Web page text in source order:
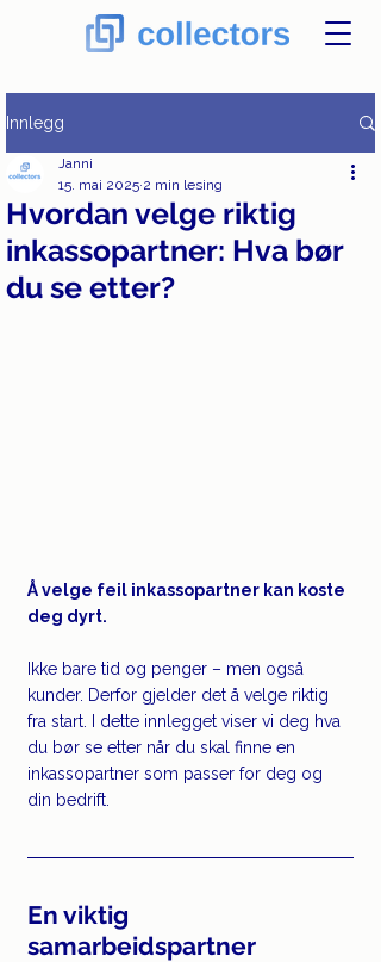
Innlegg
Hvordan velge riktig
inkassopartner: Hva bør
du se etter?
Janni
15. mai 2025 2 min lesing
Å velge feil inkassopartner kan koste
deg dyrt.
Ikke bare tid og penger – men også
kunder. Derfor gjelder det å velge riktig
fra start. I dette innlegget viser vi deg hva
du bør se etter når du skal finne en
inkassopartner som passer for deg og
din bedrift.
En viktig
samarbeidspartner